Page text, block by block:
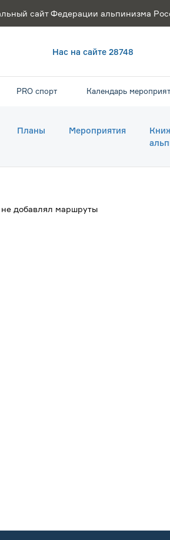
сайт Федерации альпинизма
Нас на сайте 28748
PRO спорт Календарь
Планы Мероприятия
не добавлял маршруты